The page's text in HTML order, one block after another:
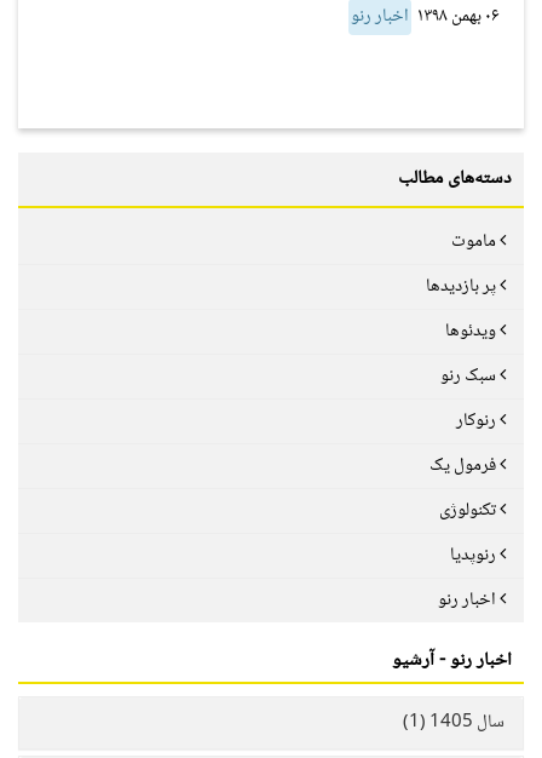
۰۶ بهمن ۱۳۹۸ اخبار رنو
دسته‌های مطالب
ماموت
پر بازدیدها
ویدئوها
سبک رنو
رنوکار
فرمول یک
تکنولوژی
رنوپدیا
اخبار رنو
اخبار رنو - آرشیو
سال 1405 (1)